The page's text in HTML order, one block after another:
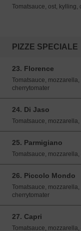
Tomatsauce, ost,
PIZZE SPECIALE
23. Florence
Tomatsauce,
cherrytomater
24. Di Jaso
Tomatsauce,
25. Parmigiano
Tomatsauce,
26. Piccolo Mondo
Tomatsauce,
cherrytomater
27. Capri
Tomatsauce,